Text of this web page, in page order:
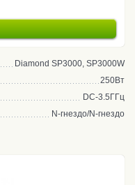
Diamond SP3000, SP3000W
250Вт
DC-3.5ГГц
N-гнездо/N-гнездо